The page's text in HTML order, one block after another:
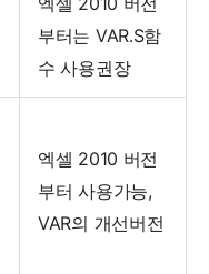
부터는 VAR.S함
수 사용권장
엑셀 2010 버전
부터 사용가능,
VAR의 개선버전